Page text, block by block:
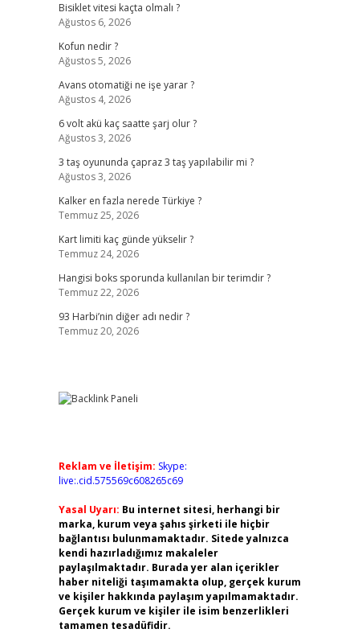
Bisiklet vitesi kaçta olmalı ?
Ağustos 6, 2026
Kofun nedir ?
Ağustos 5, 2026
Avans otomatiği ne işe yarar ?
Ağustos 4, 2026
6 volt akü kaç saatte şarj olur ?
Ağustos 3, 2026
3 taş oyununda çapraz 3 taş yapılabilir mi ?
Ağustos 3, 2026
Kalker en fazla nerede Türkiye ?
Temmuz 25, 2026
Kart limiti kaç günde yükselir ?
Temmuz 24, 2026
Hangisi boks sporunda kullanılan bir terimdir ?
Temmuz 22, 2026
93 Harbi’nin diğer adı nedir ?
Temmuz 20, 2026
Reklam ve İletişim: Skype:
live:.cid.575569c608265c69
Yasal Uyarı: Bu internet sitesi, herhangi bir
marka, kurum veya şahıs şirketi ile hiçbir
bağlantısı bulunmamaktadır. Sitede yalnızca
kendi hazırladığımız makaleler
paylaşılmaktadır. Burada yer alan içerikler
haber niteliği taşımamakta olup, gerçek kurum
ve kişiler hakkında paylaşım yapılmamaktadır.
Gerçek kurum ve kişiler ile isim benzerlikleri
tamamen tesadüfidir.